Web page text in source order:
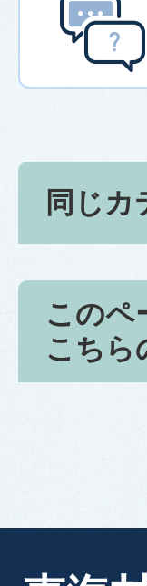
同じカ
このペ
こちら